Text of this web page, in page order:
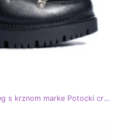
W. Potocki Crne ženske čizme za snijeg s krznom marke Potocki crna